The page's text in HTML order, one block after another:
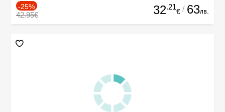
-25%
42.95€ 32.21
€ / 63лв.